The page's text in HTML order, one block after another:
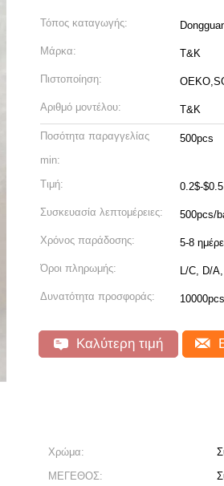
Τόπος καταγωγής:
Μάρκα: T&K
Πιστοποίηση:
Αριθμό μοντέλου: T&K
Ποσότητα παραγγελίας
min:
500pcs
Τιμή: 0.2$-$0.5
Συσκευασία λεπτομέρειες:
Χρόνος παράδοσης: 5-8
Όροι πληρωμής: L/C, D/
Δυνατότητα προσφοράς:
Καλύτερη τιμή
Χρώμα:
ΜΕΓΕΘΟΣ: